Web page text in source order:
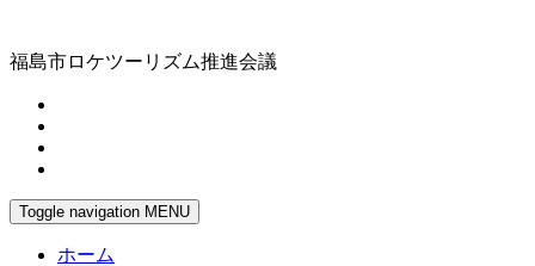
福島市ロケツーリズム推進会議
Toggle navigation MENU
ホーム